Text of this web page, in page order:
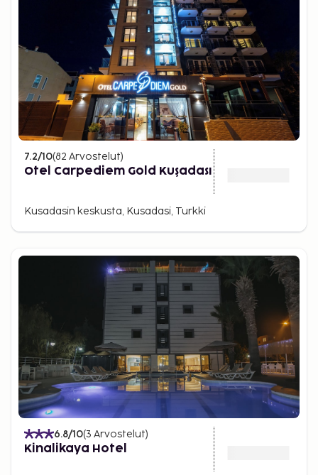
7.2/10(82 Arvostelut)
Otel Carpediem Gold Kuşadası
Kusadasin keskusta, Kusadasi, Turkki
6.8/10(3 Arvostelut)
Kinalikaya Hotel